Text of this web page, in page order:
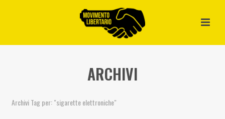
ARCHIVI
Archivi Tag per: "sigarette elettroniche"